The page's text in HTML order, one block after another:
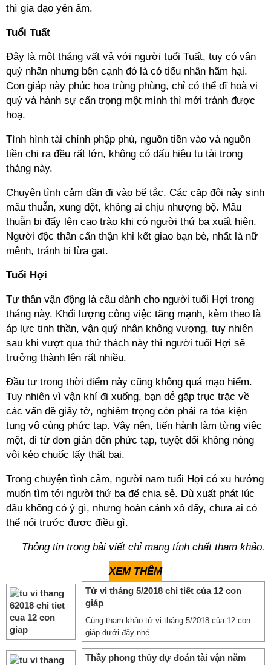
thì gia đạo yên ấm.
Tuổi Tuất
Đây là một tháng vất vả với người tuổi Tuất, tuy có vận
quý nhân nhưng bên cạnh đó là có tiểu nhân hãm hại.
Con giáp này phúc hoạ trùng phùng, chỉ có thể dĩ hoà vi
quý và hành sự cẩn trọng một mình thì mới tránh được
hoạ.
Tình hình tài chính phập phù, nguồn tiền vào và nguồn
tiền chi ra đều rất lớn, không có dấu hiệu tụ tài trong
tháng này.
Chuyện tình cảm dần đi vào bế tắc. Các cặp đôi nảy sinh
mâu thuẫn, xung đột, không ai chịu nhượng bộ. Mâu
thuẫn bị đẩy lên cao trào khi có người thứ ba xuất hiện.
Người độc thân cẩn thận khi kết giao bạn bè, nhất là nữ
mệnh, tránh bị lừa gạt.
Tuổi Hợi
Tự thân vận động là câu dành cho người tuổi Hợi trong
tháng này. Khối lượng công việc tăng mạnh, kèm theo là
áp lực tinh thần, vận quý nhân không vượng, tuy nhiên
sau khi vượt qua thử thách này thì người tuổi Hợi sẽ
trưởng thành lên rất nhiều.
Đầu tư trong thời điểm này cũng không quá mạo hiểm.
Tuy nhiên vì vận khí đi xuống, bạn dễ gặp trục trặc về
các vấn đề giấy tờ, nghiêm trọng còn phải ra tòa kiện
tụng vô cùng phức tạp. Vậy nên, tiến hành làm từng việc
một, đi từ đơn giản đến phức tạp, tuyệt đối không nóng
vội kẻo chuốc lấy thất bại.
Trong chuyện tình cảm, người nam tuổi Hợi có xu hướng
muốn tìm tới người thứ ba để chia sẻ. Dù xuất phát lúc
đầu không có ý gì, nhưng hoàn cảnh xô đẩy, chưa ai có
thể nói trước được điều gì.
Thông tin trong bài viết chỉ mang tính chất tham khảo.
XEM THÊM
Tử vi tháng 5/2018 chi tiết của 12 con
giáp
Cùng tham khảo tử vi tháng 5/2018 của 12 con
giáp dưới đây nhé.
Thầy phong thủy dự đoán tài vận năm